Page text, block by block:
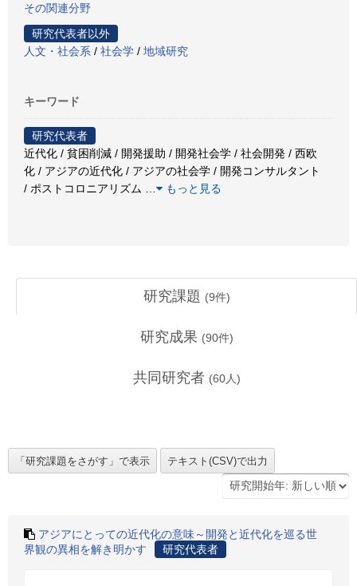
その関連分野
研究代表者以外
人文・社会系 / 社会学 / 地域研究
キーワード
研究代表者
近代化 / 貧困削減 / 開発援助 / 開発社会学 / 社会開発 / 西欧
化 / アジアの近代化 / アジアの社会学 / 開発コンサルタント
/ ポストコロニアリズム
もっと見る
研究課題 (9件)
研究成果 (90件)
共同研究者 (60人)
アジアにとっての近代化の意味～開発と近代化を巡る世
界観の異相を解き明かす
研究代表者